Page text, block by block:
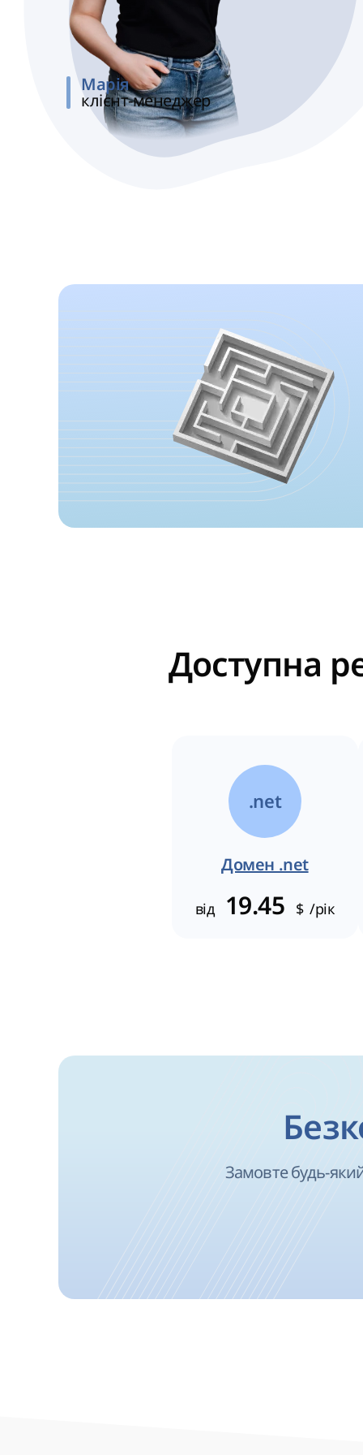
Марія
клієнт-менеджер
Доступна
.net
Домен .net
від 19.45 $ /рік
Замовте будь-